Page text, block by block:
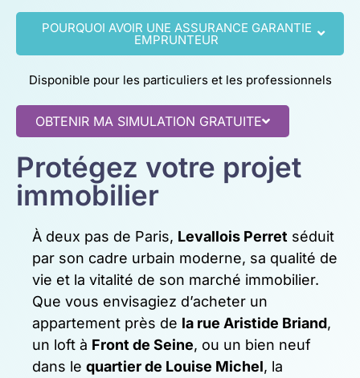
POURQUOI AVOIR UNE ASSURANCE GARANTIE
EMPRUNTEUR
Disponible pour les particuliers et les professionnels
OBTENIR MA SIMULATION GRATUITE
Protégez votre projet
immobilier
À deux pas de Paris, Levallois Perret séduit
par son cadre urbain moderne, sa qualité de
vie et la vitalité de son marché immobilier.
Que vous envisagiez d’acheter un
appartement près de la rue Aristide Briand,
un loft à Front de Seine, ou un bien neuf
dans lequartier de Louise Michel, la